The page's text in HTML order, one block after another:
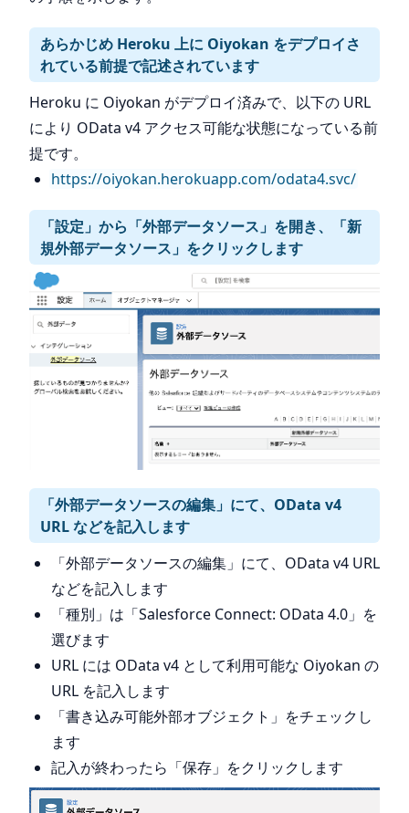
あらかじめ Heroku 上に Oiyokan をデプロイさ
れている前提で記述されています
Heroku に Oiyokan がデプロイ済みで、以下の URL
により OData v4 アクセス可能な状態になっている前
提です。
https://oiyokan.herokuapp.com/odata4.svc/
「設定」から「外部データソース」を開き、「新
規外部データソース」をクリックします
「外部データソースの編集」にて、OData v4
URL などを記入します
「外部データソースの編集」にて、OData v4 URL
などを記入します
「種別」は「Salesforce Connect: OData 4.0」を
選びます
URL には OData v4 として利用可能な Oiyokan の
URL を記入します
「書き込み可能外部オブジェクト」をチェックし
ます
記入が終わったら「保存」をクリックします